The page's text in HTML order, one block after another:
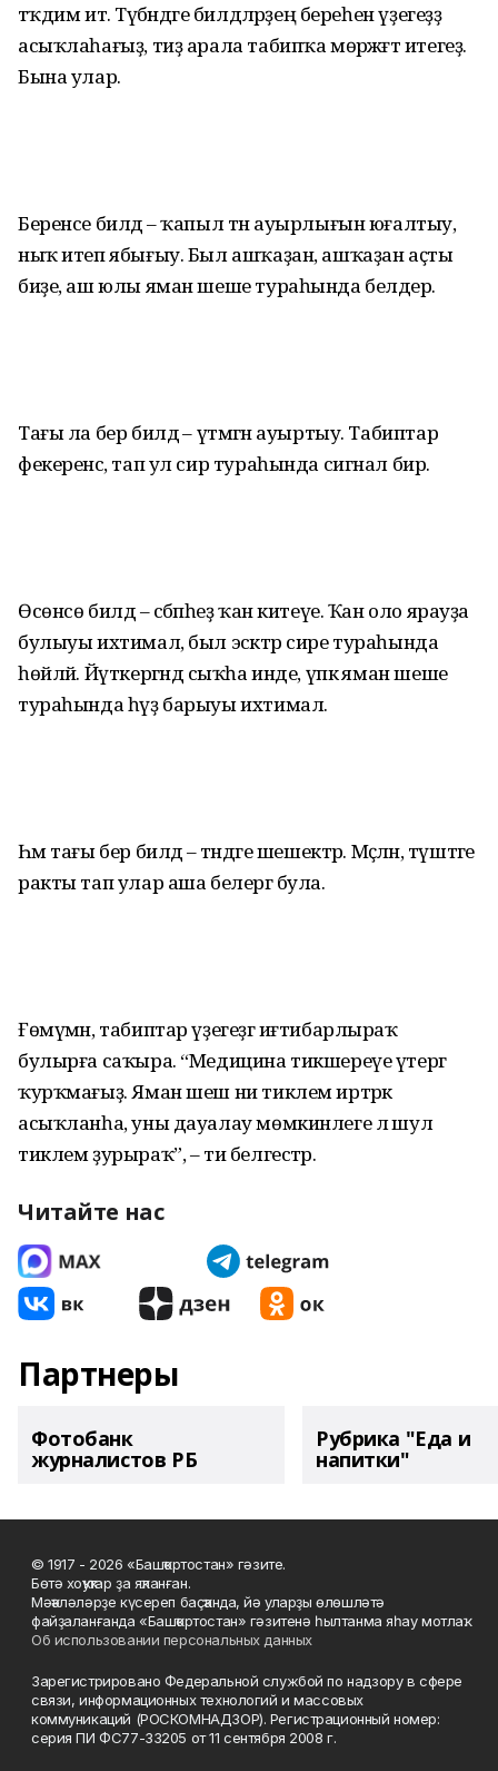
тәҡдим итә. Түбәндәге билдәләрҙең береһен үҙегеҙҙә
асыҡлаһағыҙ, тиҙ арала табипҡа мөрәжәғәт итегеҙ.
Бына улар.
Беренсе билдә – ҡапыл тән ауырлығын юғалтыу,
ныҡ итеп ябығыу. Был ашҡаҙан, ашҡаҙан аҫты
биҙе, аш юлы яман шеше тураһында белдерә.
Тағы ла бер билдә – үтмәгән ауыртыу. Табиптар
фекеренсә, тап ул сир тураһында сигнал бирә.
Өсөнсө билдә – сәбәпһеҙ ҡан китеүе. Ҡан оло ярауҙа
булыуы ихтимал, был эсәктәр сире тураһында
һөйләй. Йүткергәндә сыҡһа инде, үпкә яман шеше
тураһында һүҙ барыуы ихтимал.
Һәм тағы бер билдә – тәндәге шешектәр. Мәҫәлән, түштәге
ракты тап улар аша белергә була.
Ғөмүмән, табиптар үҙегеҙгә иғтибарлыраҡ
булырға саҡыра. “Медицина тикшереүе үтергә
ҡурҡмағыҙ. Яман шеш ни тиклем иртәрәк
асыҡланһа, уны дауалау мөмкинлеге лә шул
тиклем ҙурыраҡ”, – ти белгестәр.
Читайте нас
Партнеры
Фотобанк
журналистов РБ
Рубрика "Еда и
напитки"
© 1917 - 2026 «Башҡортостан» гәзите.
Бөтә хоҡуҡтар ҙа яҡланған.
Мәҡәләләрҙе күсереп баҫҡанда, йә уларҙы өлөшләтә
файҙаланғанда «Башҡортостан» гәзитенә һылтанма яһау мотлаҡ.
Об использовании персональных данных
Зарегистрировано Федеральной службой по надзору в сфере
связи, информационных технологий и массовых
коммуникаций (РОСКОМНАДЗОР). Регистрационный номер:
серия ПИ ФС77-33205 от 11 сентября 2008 г.